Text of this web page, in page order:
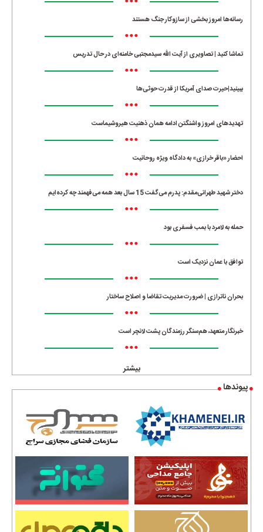
رسانه‌ها امروز بخشی از سازوکار جنگ هستند
•••
تماشا کنید | تصاویری از آیت الله سیدمجتبی خامنه‌ای در حال تدریس
•••
ببینید|حیرت صدای آمریکا از قدرت حوثی‌ها
•••
تهدیدهای امروز واشنگتن ادامه همان ذهنیت هیروشیماست
•••
احضار «باقر خرازی» به دادگاه ویژه روحانیت
•••
دختر شهید طهرانی‌مقدم: پدرم می‌گفت 15 سال بعد همه می‌فهمند چه کرده‌ایم
•••
حمله به لامرد با بمب فسفری بود
•••
توافق با عمان نزدیک است
•••
بحران ناترازی | ضرورت مدیریت تقاضا و اصلاح ساختار
•••
خبرنگار متعهد، هم‌سنگر رزمندگان پشت لانچر است
•••
بیشتر
پیوندها